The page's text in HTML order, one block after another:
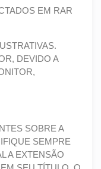
EM RAR
DEVIDO A
SOBRE A
SEMPRE
A EXTENSÃO